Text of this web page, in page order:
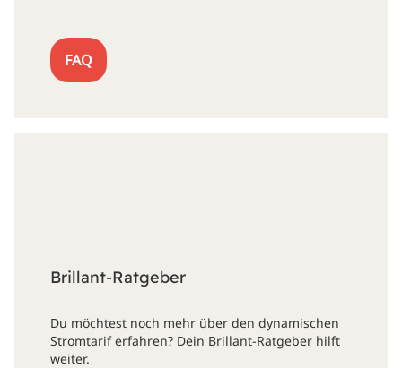
FAQ
Brillant-Ratgeber
Du möchtest noch mehr über den dynamischen
Stromtarif erfahren? Dein Brillant-Ratgeber hilft
weiter.